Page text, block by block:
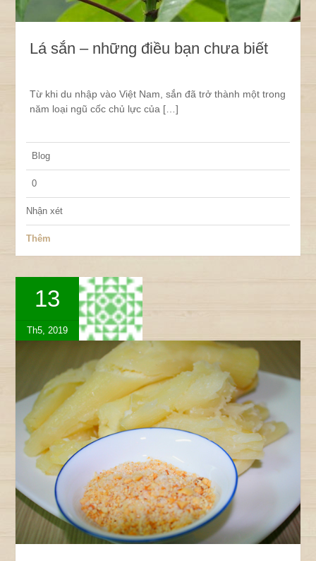
Lá sắn – những điều bạn chưa biết
Từ khi du nhập vào Việt Nam, sắn đã trở thành một trong
năm loại ngũ cốc chủ lực của […]
Blog
0
Nhận xét
Thêm
13
Th5, 2019